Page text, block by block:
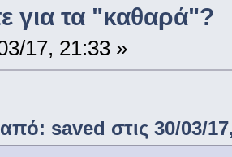
για τα "καθαρά"?
17, 21:33 »
saved στις 30/03/